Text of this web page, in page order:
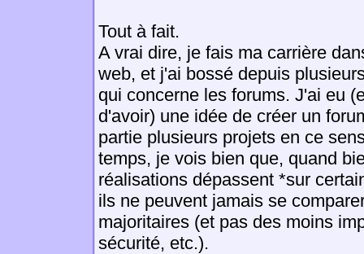
Tout à fait.
A vrai dire, je fais ma carrière
web, et j'ai bossé depuis
qui concerne les forums. J'ai eu
d'avoir) une idée de créer un
partie plusieurs projets en ce
temps, je vois bien que, quand
réalisations dépassent *sur
ils ne peuvent jamais se
majoritaires (et pas des moins
sécurité, etc.).